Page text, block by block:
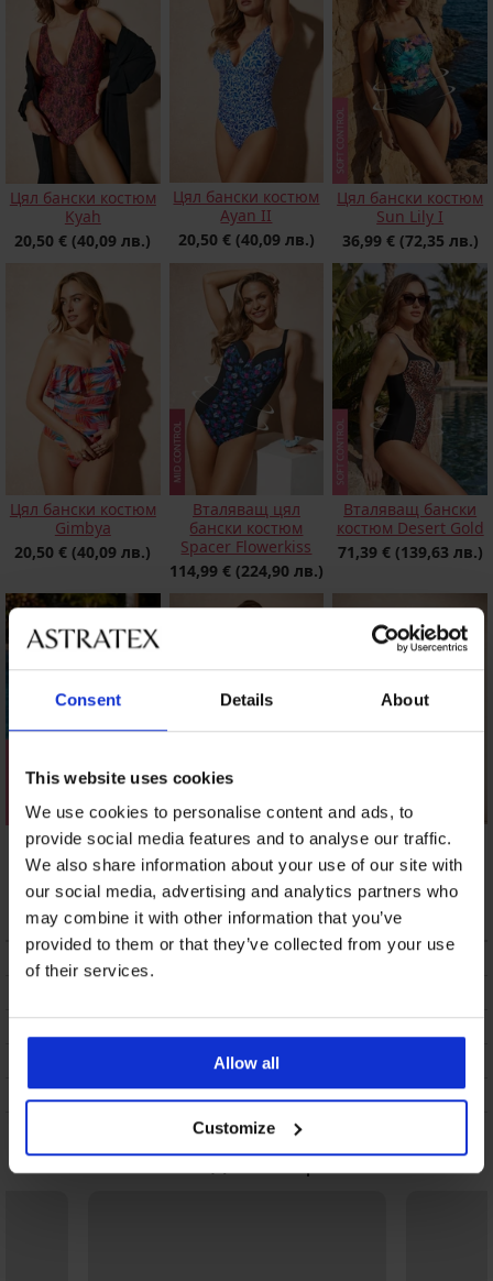
Consent Details About
This website uses cookies
We use cookies to personalise content and ads, to
provide social media features and to analyse our traffic.
We also share information about your use of our site with
our social media, advertising and analytics partners who
may combine it with other information that you’ve
provided to them or that they’ve collected from your use
of their services.
Allow all
Customize
Цял бански костюм
Kyah
20,50 € (40,09 лв.)
Цял бански костюм
Ayan II
20,50 € (40,09 лв.)
Цял бански костюм
Sun Lily I
36,99 € (72,35 лв.)
Цял бански костюм
Gimbya
20,50 € (40,09 лв.)
Вталяващ цял
бански костюм
Spacer Flowerkiss
114,99 € (224,90 лв.)
Вталяващ бански
костюм Desert Gold
71,39 € (139,63 лв.)
Вталяващ цял
бански костюм Alta
II без банели
49,49 €(96,79 лв.)
Цял бански костюм
Aquarelle
53,49 €
(104,62 лв.)
Цял бански костюм
Danuwa
20,50 €
(40,09 лв.)
ОПИСАНИЕ
ЗА МАРКАТА
Може да ви хареса